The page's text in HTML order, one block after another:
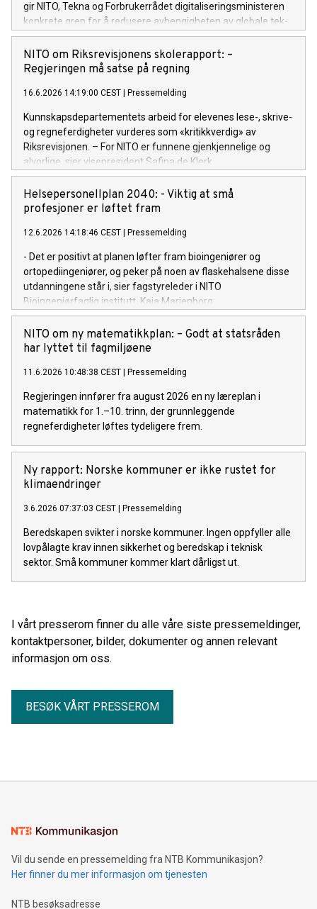
gir NITO, Tekna og Forbrukerrådet digitaliseringsministeren
konkrete grep for å redusere avhengigheten av globale tek-
giganter.
NITO om Riksrevisjonens skolerapport: –
Regjeringen må satse på regning
16.6.2026 14:19:00 CEST Pressemelding
Kunnskapsdepartementets arbeid for elevenes lese-, skrive-
og regneferdigheter vurderes som «kritikkverdig» av
Riksrevisjonen. – For NITO er funnene gjenkjennelige og
alvorlige, sier visepresident Safina de Klerk.
Helsepersonellplan 2040: - Viktig at små
profesjoner er løftet fram
12.6.2026 14:18:46 CEST Pressemelding
- Det er positivt at planen løfter fram bioingeniører og
ortopediingeniører, og peker på noen av flaskehalsene disse
utdanningene står i, sier fagstyreleder i NITO
Bioingeniørfaglig institutt, Kaja Marienborg.
NITO om ny matematikkplan: – Godt at statsråden
har lyttet til fagmiljøene
11.6.2026 10:48:38 CEST Pressemelding
Regjeringen innfører fra august 2026 en ny læreplan i
matematikk for 1.–10. trinn, der grunnleggende
regneferdigheter løftes tydeligere frem.
Ny rapport: Norske kommuner er ikke rustet for
klimaendringer
3.6.2026 07:37:03 CEST Pressemelding
Beredskapen svikter i norske kommuner. Ingen oppfyller alle
lovpålagte krav innen sikkerhet og beredskap i teknisk
sektor. Små kommuner kommer klart dårligst ut.
I vårt presserom finner du alle våre siste pressemeldinger,
kontaktpersoner, bilder, dokumenter og annen relevant
informasjon om oss.
BESØK VÅRT PRESSEROM
Vil du sende en pressemelding fra NTB Kommunikasjon?
Her finner du mer informasjon om tjenesten
NTB besøksadresse